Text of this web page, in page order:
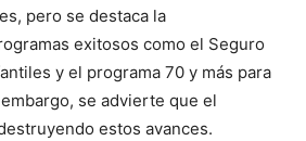
pero se destaca la
exitosos como el Seguro
y el programa 70 y más para
se advierte que el
estos avances.